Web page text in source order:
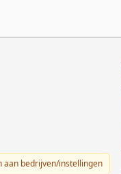
aan bedrijven/instellingen